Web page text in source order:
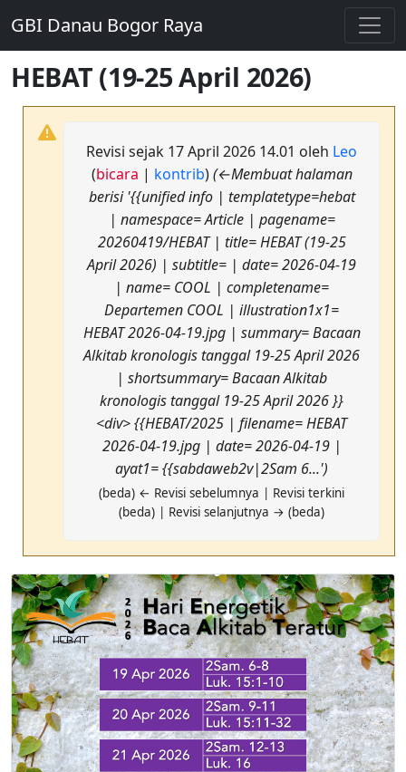
GBI Danau Bogor Raya
HEBAT (19-25 April 2026)
Revisi sejak 17 April 2026 14.01 oleh Leo
(bicara | kontrib)(←Membuat halaman
berisi '{{unified info | templatetype=hebat
| namespace= Article | pagename=
20260419/HEBAT | title= HEBAT (19-25
April 2026) | subtitle= | date= 2026-04-19
| name= COOL | completename=
Departemen COOL | illustration1x1=
HEBAT 2026-04-19.jpg | summary= Bacaan
Alkitab kronologis tanggal 19-25 April 2026
| shortsummary= Bacaan Alkitab
kronologis tanggal 19-25 April 2026 }}
<div> {{HEBAT/2025 | filename= HEBAT
2026-04-19.jpg | date= 2026-04-19 |
ayat1= {{sabdaweb2v|2Sam 6...')
(beda) ← Revisi sebelumnya | Revisi terkini
(beda) | Revisi selanjutnya → (beda)